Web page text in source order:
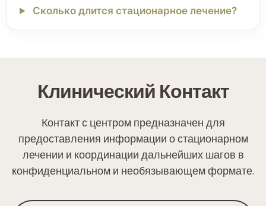
Сколько длится стационарное лечение?
Клинический Контакт
Контакт с центром предназначен для
предоставления информации о стационарном
лечении и координации дальнейших шагов в
конфиденциальном и необязывающем формате.